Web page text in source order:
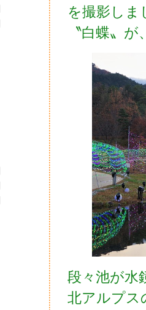
を撮影しま
〝白蝶〟
段々池が水
北アルプス